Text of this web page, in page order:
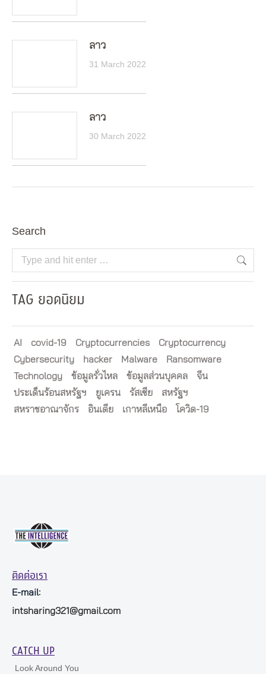
ลาว
31 March 2022
ลาว
30 March 2022
Search
Search:
TAG ยอดนิยม
AI covid-19 Cryptocurrencies
Cryptocurrency
Cybersecurity
hacker Malware
Ransomware
Technology
ข้อมูลรั่วไหล ข้อมูลส่วนบุคคล
จีน
ประเด็นร้อนสหรัฐฯ
ยูเครน รัสเซีย
สหรัฐฯ
สหราชอาณาจักร
อินเดีย เกาหลีเหนือ โควิด-19
ติดต่อเรา
E-mail:
intsharing321@gmail.com
CATCH UP
Look Around You